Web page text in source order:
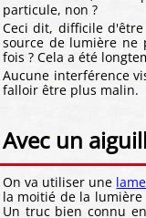
particule, non ?
Ceci dit, difficile
source de lumière ne
fois ? Cela a été
Aucune interférence
falloir être plus malin.
Avec un
On va utiliser une
la moitié de la lumière
Un truc bien connu